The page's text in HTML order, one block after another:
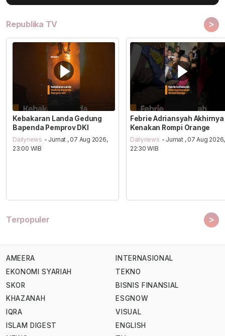
Republika TV >
Kebakaran Landa Gedung
Bapenda Pemprov DKI
Dailynews - Jumat , 07 Aug 2026,
23:00 WIB
Febrie Adriansyah Akhirnya
Kenakan Rompi Orange
Dailynews - Jumat , 07 Aug 2026,
22:30 WIB
Terpopuler >
AMEERA
EKONOMI SYARIAH
SKOR
KHAZANAH
IQRA
ISLAM DIGEST
INTERNASIONAL
TEKNO
BISNIS FINANSIAL
ESGNOW
VISUAL
ENGLISH